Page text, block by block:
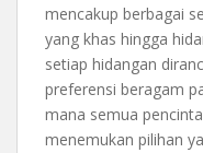
mencakup berbagai
yang khas hingga
setiap hidangan
preferensi beragam
mana semua
menemukan pilihan